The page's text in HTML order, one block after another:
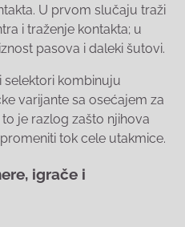
U prvom slučaju traži
i traženje kontakta; u
pasova i daleki šutovi.
selektori kombinuju
varijante sa osećajem za
je razlog zašto njihova
tok cele utakmice.
igrače i